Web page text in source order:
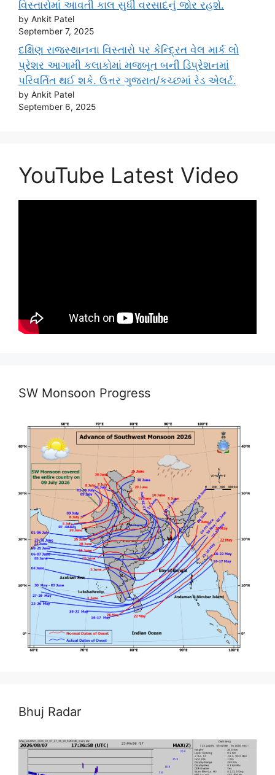
વિસ્તારોમાં આવતી કાલ સુધી વરસાદનું જોર રહશે.
by Ankit Patel
September 7, 2025
દક્ષિણ રાજસ્થાનના વિસ્તારો પર કેન્દ્રિત વેલ માર્ક લો
પ્રેશર આગામી કલાકોમાં મજબૂત બની ડિપ્રેશનમાં
પરિવર્તિત થઈ શકે. ઉત્તર ગુજરાત/કચ્છમાં રેડ એલર્ટ.
by Ankit Patel
September 6, 2025
YouTube Latest Video
SW Monsoon Progress
Bhuj Radar